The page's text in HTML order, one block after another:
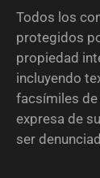
Todos los
protegidos
propiedad
incluyendo
facsímiles
expresa de
ser